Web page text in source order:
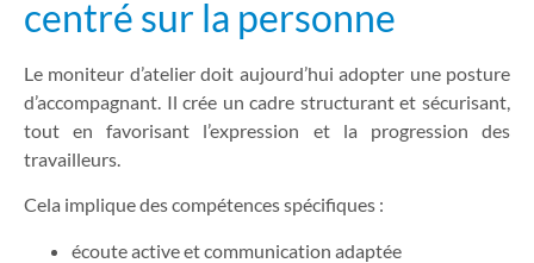
centré sur la personne
Le moniteur d’atelier doit aujourd’hui adopter une posture
d’accompagnant. Il crée un cadre structurant et sécurisant,
tout en favorisant l’expression et la progression des
travailleurs.
Cela implique des compétences spécifiques :
écoute active et communication adaptée